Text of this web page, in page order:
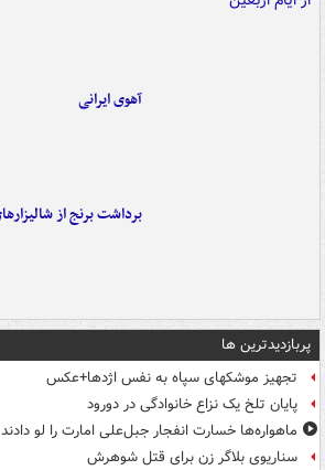
آهوی ایرانی
برداشت برنج از
پربازدیدترین ها
تجهیز موشکهای سپاه به نفس اژدها+عکس
پایان تلخ یک نزاع خانوادگی در دورود
ماهواره‌ها خسارت انفجار جبل‌علی امارت را لو دادند
سناریوی بلاگر زن برای قتل شوهرش